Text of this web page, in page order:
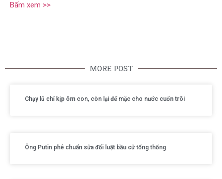
Bấm xem >>
MORE POST
Chạy lũ chỉ kịp ôm con, còn lại để mặc cho nước cuốn trôi
Ông Putin phê chuẩn sửa đổi luật bầu cử tổng thống